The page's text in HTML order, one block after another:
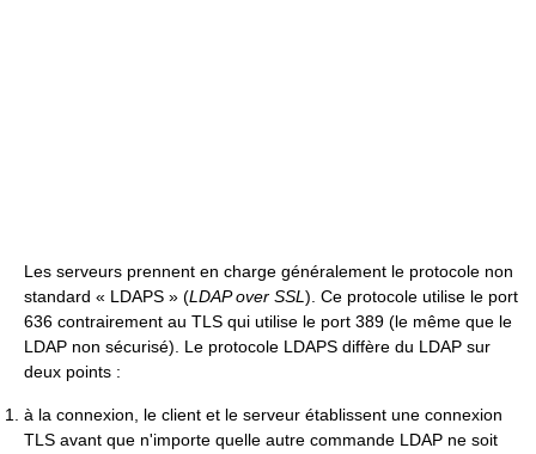
Les serveurs prennent en charge généralement le protocole non
standard « LDAPS » (LDAP over SSL ). Ce protocole utilise le port
636 contrairement au TLS qui utilise le port 389 (le même que le
LDAP non sécurisé). Le protocole LDAPS diffère du LDAP sur
deux points :
à la connexion, le client et le serveur établissent une connexion
TLS avant que n'importe quelle autre commande LDAP ne soit